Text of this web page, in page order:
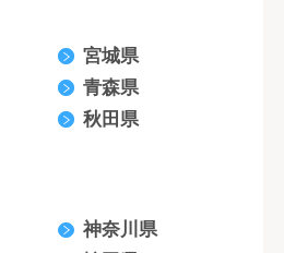
宮城県
青森県
秋田県
神奈川県